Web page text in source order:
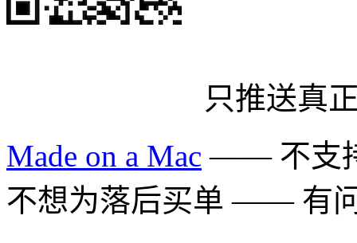
只推送真
Made on a Mac —— 不支
不想为落后买单 —— 有